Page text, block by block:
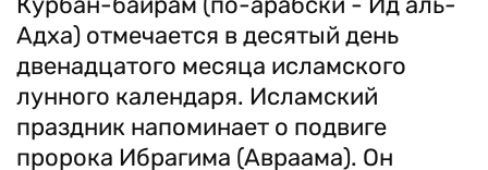
Адха) отмечается в десятый день
двенадцатого месяца исламского
лунного календаря. Исламский
праздник напоминает о подвиге
пророка Ибрагима (Авраама). Он